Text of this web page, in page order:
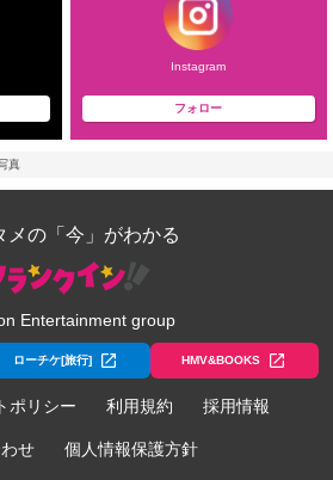
Instagram
フォロー
真
メの「今」がわかる
Entertainment group
ローチケ[旅行] HMV&BOOKS
ポリシー 利用規約 採用情報
せ 個人情報保護方針